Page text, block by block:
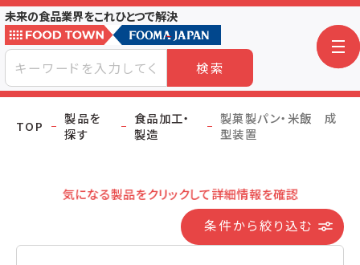
未来の食品業界をこれひとつで解決
検索
TOP
製品を
探す
食品加工・
製造
製菓製パン・米飯 成
型装置
気になる製品をクリックして詳細情報を確認
条件から絞り込む